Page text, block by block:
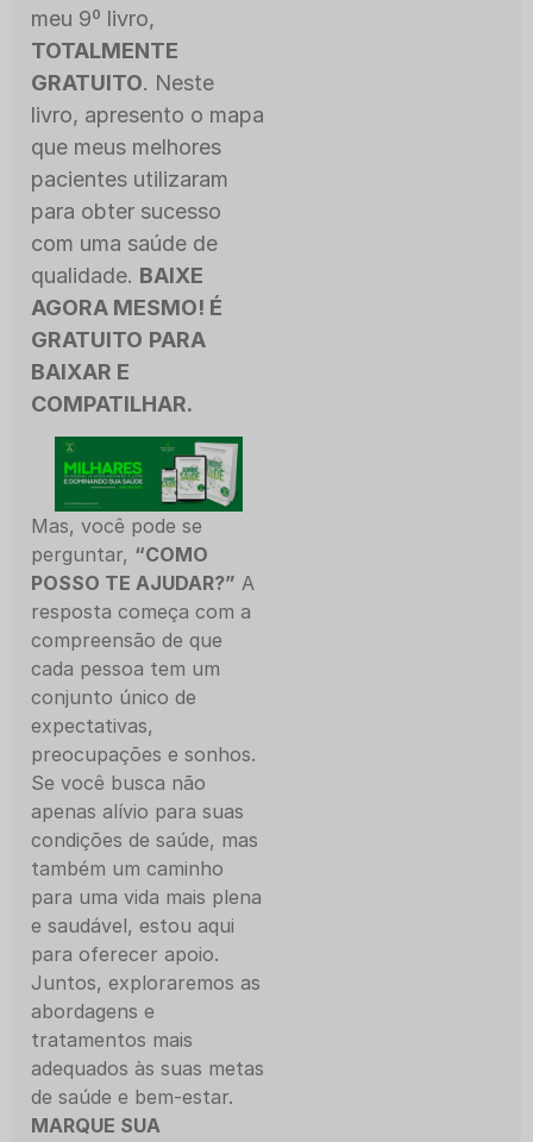
meu 9º livro,
TOTALMENTE
GRATUITO. Neste
livro, apresento o mapa
que meus melhores
pacientes utilizaram
para obter sucesso
com uma saúde de
qualidade. BAIXE
AGORA MESMO! É
GRATUITO PARA
BAIXAR E
COMPATILHAR.
Mas, você pode se
perguntar, “COMO
POSSO TE AJUDAR?” A
resposta começa com a
compreensão de que
cada pessoa tem um
conjunto único de
expectativas,
preocupações e sonhos.
Se você busca não
apenas alívio para suas
condições de saúde, mas
também um caminho
para uma vida mais plena
e saudável, estou aqui
para oferecer apoio.
Juntos, exploraremos as
abordagens e
tratamentos mais
adequados às suas metas
de saúde e bem-estar.
MARQUE SUA